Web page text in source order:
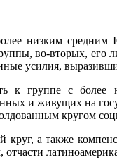
низким средним
во-вторых,
усилия,
к группе с более
и живущих на
кругом
круг, а также
отчасти